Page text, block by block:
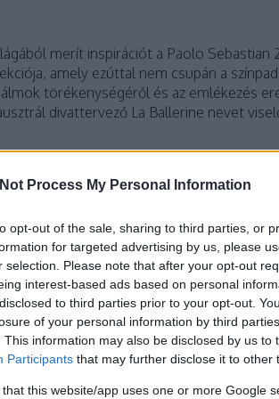
Process My Personal Information
opt-out of the sale, sharing to third parties, or
for targeted advertising by us, please
selection. Please note that after your opt-out
interest-based ads based on personal
to third parties prior to your opt-out.
of your personal information by third
This information may also be disclosed by us to
Participants that may further disclose it to other
that this website/app uses one or more Google
merít inspirációt a Paolo Sebastian
amely ezúttal nem csupán a
törékenységéről és az emlékezés
divattervező La Ballerine nevet
toll szalag elegancia hímzés
2026 női erő törékenység szabásvonal
Paolo Sebastian
Paul Vasileff